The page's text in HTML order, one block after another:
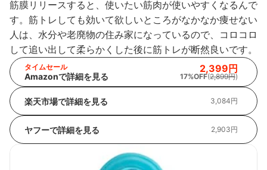
筋膜リリースすると、使いたい筋肉が使いやすくなるんで
す。筋トレしても効いて欲しいところがなかなか痩せない
人は、水分や老廃物の住み家になっているので、コロコロ
して追い出して柔らかくした後に筋トレが断然良いです。
タイムセール
Amazonで詳細を見る
2,399円
17%OFF(2,899円)
楽天市場で詳細を見る 3,084円
ヤフーで詳細を見る 2,903円